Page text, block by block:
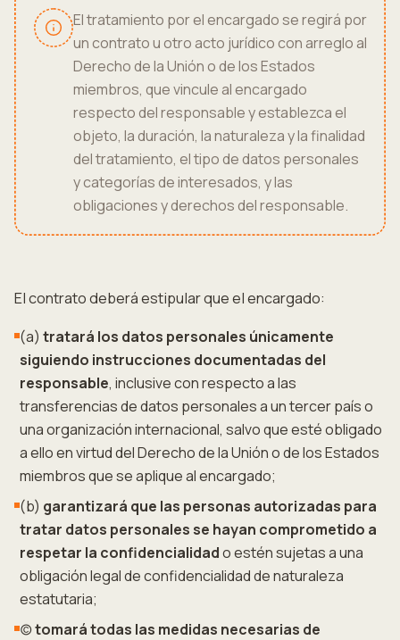
El tratamiento por el encargado se regirá por
un contrato u otro acto jurídico con arreglo al
Derecho de la Unión o de los Estados
miembros, que vincule al encargado
respecto del responsable y establezca el
objeto, la duración, la naturaleza y la finalidad
del tratamiento, el tipo de datos personales
y categorías de interesados, y las
obligaciones y derechos del responsable.
El contrato deberá estipular que el encargado:
(a) tratará los datos personales únicamente
siguiendo instrucciones documentadas del
responsable, inclusive con respecto a las
transferencias de datos personales a un tercer país o
una organización internacional, salvo que esté obligado
a ello en virtud del Derecho de la Unión o de los Estados
miembros que se aplique al encargado;
(b) garantizará que las personas autorizadas para
tratar datos personales se hayan comprometido a
respetar la confidencialidado estén sujetas a una
obligación legal de confidencialidad de naturaleza
estatutaria;
(c)tomará todas las medidas necesarias de